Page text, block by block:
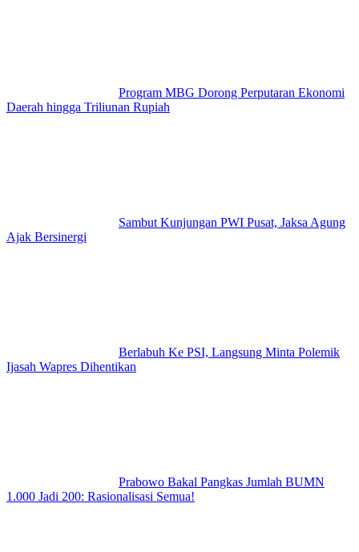
Program MBG Dorong Perputaran Ekonomi
Daerah hingga Triliunan Rupiah
Sambut Kunjungan PWI Pusat, Jaksa Agung
Ajak Bersinergi
Berlabuh Ke PSI, Langsung Minta Polemik
Ijasah Wapres Dihentikan
Prabowo Bakal Pangkas Jumlah BUMN
1.000 Jadi 200: Rasionalisasi Semua!